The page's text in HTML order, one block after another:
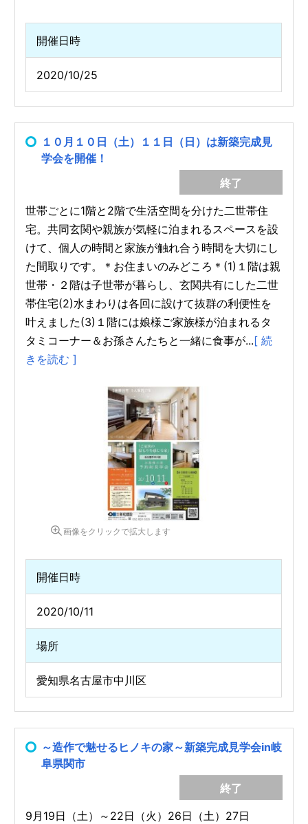
開催日時
2020/10/25
１０月１０日（土）１１日（日）は新築完成見
学会を開催！
終了
世帯ごとに1階と2階で生活空間を分けた二世帯住
宅。共同玄関や親族が気軽に泊まれるスペースを設
けて、個人の時間と家族が触れ合う時間を大切にし
た間取りです。＊お住まいのみどころ＊(1)１階は親
世帯・２階は子世帯が暮らし、玄関共有にした二世
帯住宅(2)水まわりは各回に設けて抜群の利便性を
叶えました(3)１階には娘様ご家族様が泊まれるタ
タミコーナー＆お孫さんたちと一緒に食事が...[ 続
きを読む ]
画像をクリックで拡大します
開催日時
2020/10/11
場所
愛知県名古屋市中川区
～造作で魅せるヒノキの家～新築完成見学会in岐
阜県関市
終了
9月19日（土）～22日（火）26日（土）27日